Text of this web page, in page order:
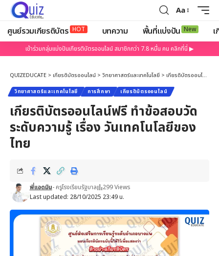
Aa
ศูนย์รวมเกียรติบัตร HOT บทความ พื้นที่แบ่งปัน New
เข้าร่วมกลุ่มแบ่งปันเกียรติบัตรออนไลน์ สมาชิกกว่า 7.8 หมื่น คน คลิกที่นี่ ▶
QUIZEDUCATE > เกียรติบัตรออนไลน์ > วิทยาศาสตร์และเทคโนโลยี > เกียรติบัตรออนไลน์ฟรี ทำข้อสอบวัดระดับความรู้ เรื่อง วันเทคโนโลยีของไทย
วิทยาศาสตร์และเทคโนโลยี การศึกษา เกียรติบัตรออนไลน์
เกียรติบัตรออนไลน์ฟรี ทำข้อสอบวัด
ระดับความรู้ เรื่อง วันเทคโนโลยีของ
ไทย
Last updated: 28/10/2025 23:49 น.
พี่แอดมิน- ครูโรงเรียนรัฐบาล 299 Views